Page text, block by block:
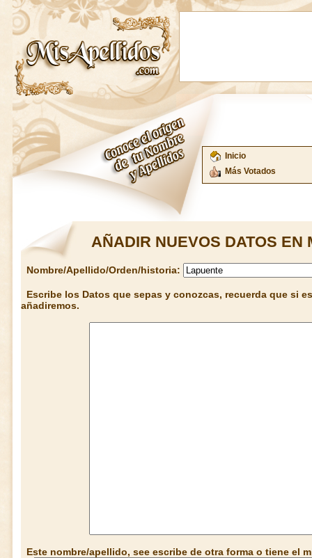
Inicio
Más Votados
AÑADIR NUEVOS DATOS EN
Nombre/Apellido/Orden/historia:
Escribe los Datos que sepas y conozcas, recuerda que si
añadiremos.
Este nombre/apellido, see escribe de otra forma o tiene el